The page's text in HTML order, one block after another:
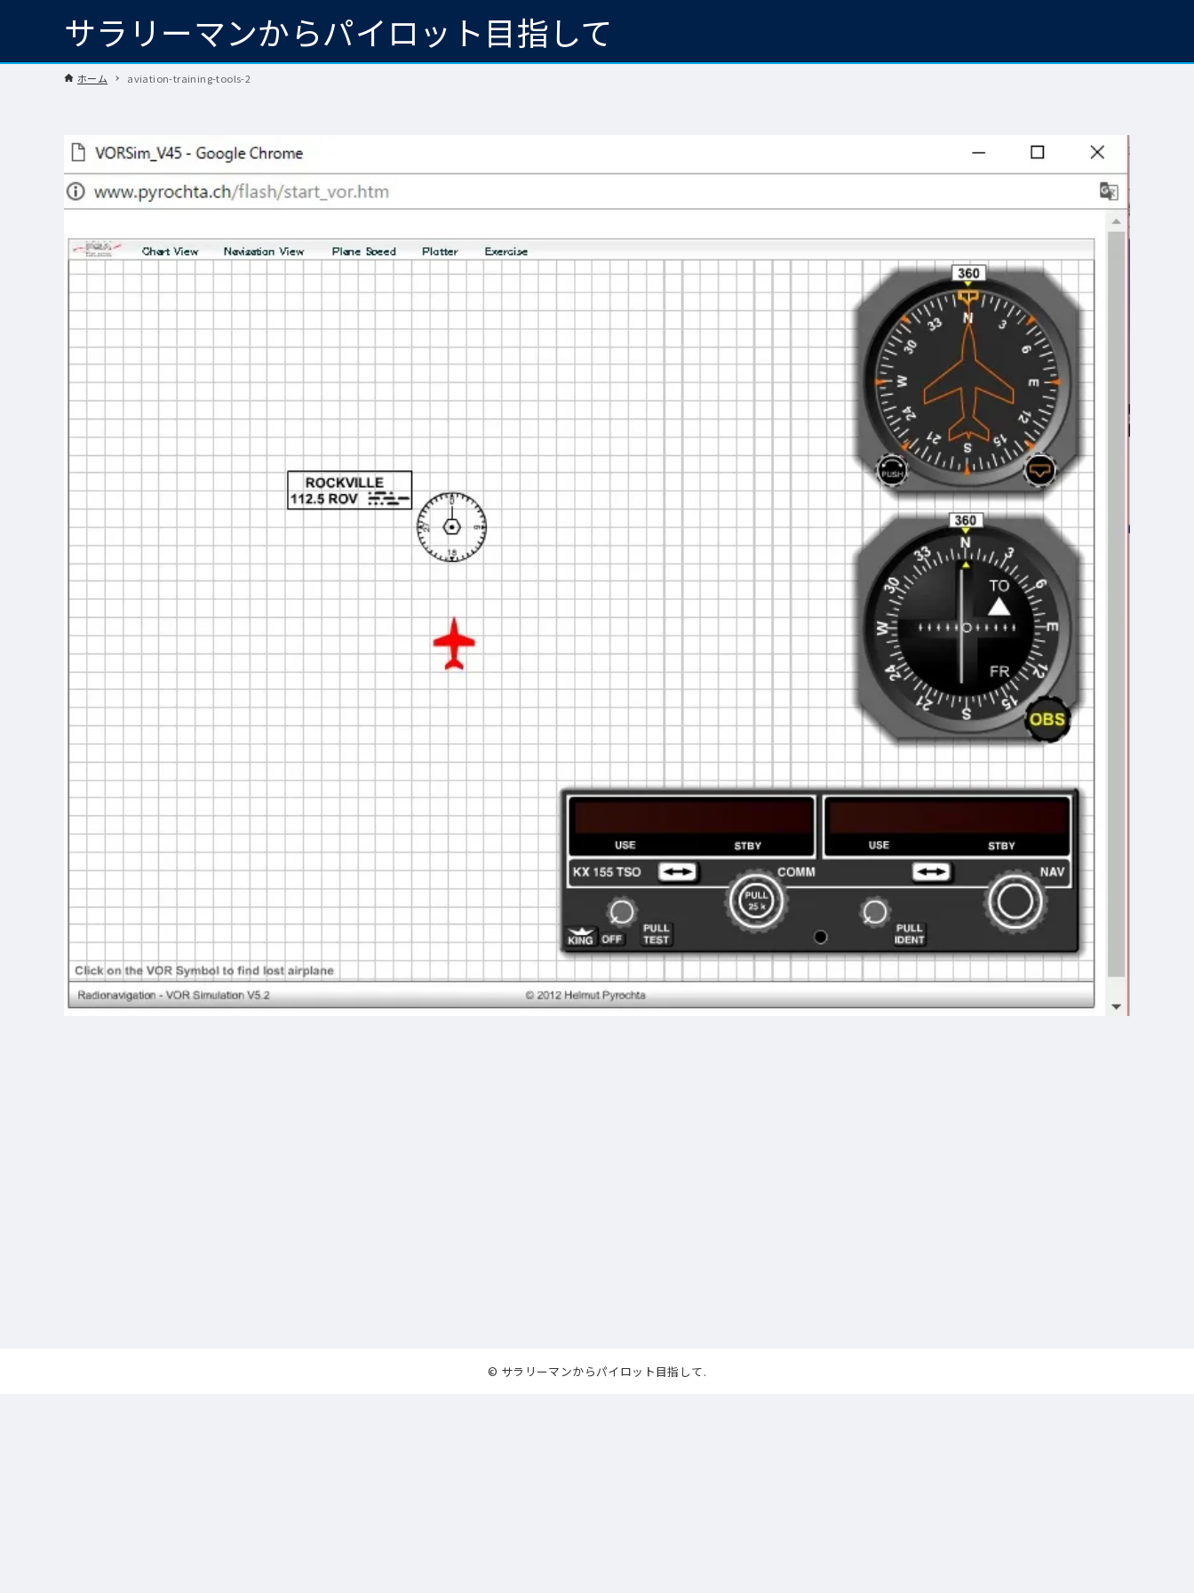
サラリーマンからパイロット目指して
ホーム aviation-training-tools-2
© サラリーマンからパイロット目指して.